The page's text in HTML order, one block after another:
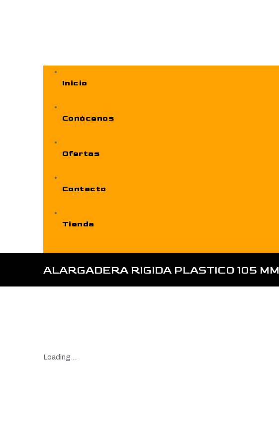
Inicio
Conócenos
Ofertas
Contacto
Tienda
ALARGADERA RIGIDA PLASTICO 105 MM
Loading...